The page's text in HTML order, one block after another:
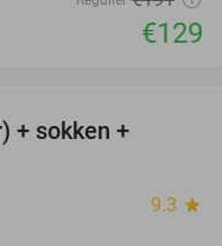
€129
+ sokken +
9.3 star